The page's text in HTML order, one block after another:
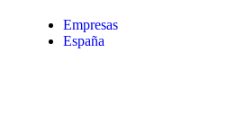
Empresas
España